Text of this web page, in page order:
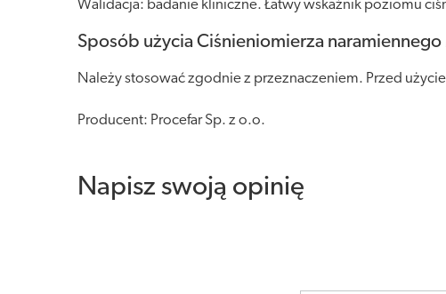
Walidacja: badanie kliniczne. Łatwy wskaźnik poziomu
Sposób użycia Ciśnieniomierza
Należy stosować zgodnie z przeznaczeniem. Przed
Producent: Procefar Sp. z o.o.
Napisz swoją opinię